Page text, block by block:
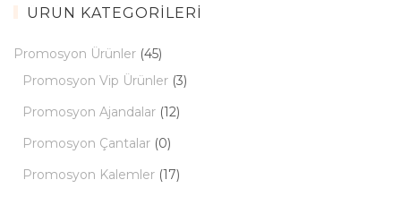
ÜRÜN KATEGORILERI
Promosyon Ürünler (45)
Promosyon Vip Ürünler (3)
Promosyon Ajandalar (12)
Promosyon Çantalar (0)
Promosyon Kalemler (17)